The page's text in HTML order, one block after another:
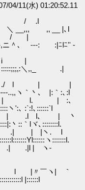
04/11(水) 01:20:52.11
/ .l
,, __ |､l
/ |
-‐-: :|ﾆlﾆ'' -
／/ i |
＼,,_ .|
／ ,/ ./ l | |
｀丶､ |:｀:､:l
./ | l. | :､
':､ :`:!､::::::`l
./ | .l l､ | 丶
::｀lヾ､::::::::l.
.ｲ .| | |ヽ. l
ヽ:::::::l.
:l .| .|l | ヽ-
l |〃￣ヽ| ｀
|::::::l